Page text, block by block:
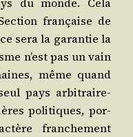
fran­çaise de
sera la garan­tie la
n’est pas un vain
même quand
seul pays arbi­trai­re­
poli­tiques, por­
fran­che­ment